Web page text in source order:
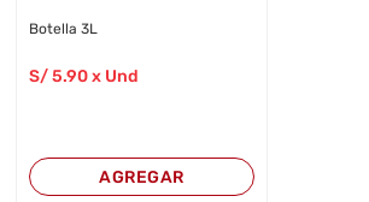
Botella 3L
S/5.90 x Und
AGREGAR